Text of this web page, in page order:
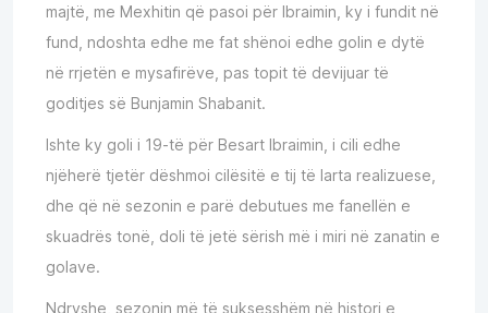
majtë, me Mexhitin që pasoi për Ibraimin, ky i fundit në
fund, ndoshta edhe me fat shënoi edhe golin e dytë
në rrjetën e mysafirëve, pas topit të devijuar të
goditjes së Bunjamin Shabanit.
Ishte ky goli i 19-të për Besart Ibraimin, i cili edhe
njëherë tjetër dëshmoi cilësitë e tij të larta realizuese,
dhe që në sezonin e parë debutues me fanellën e
skuadrës tonë, doli të jetë sërish më i miri në zanatin e
golave.
Ndryshe, sezonin më të suksesshëm në histori e